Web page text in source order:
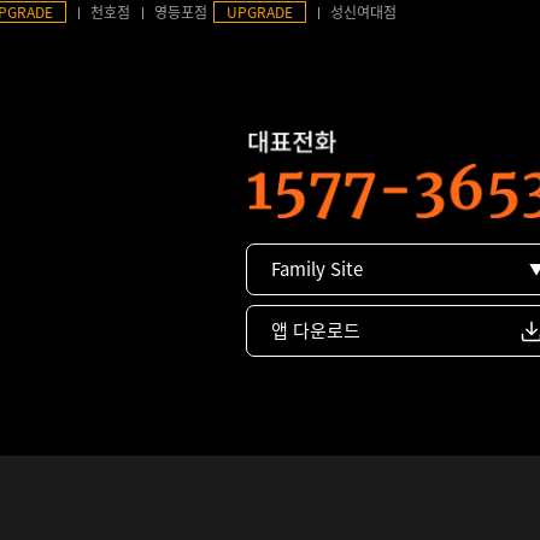
천호점 영등포점 UPGRADE 성신여대점
Family Site
앱 다운로드